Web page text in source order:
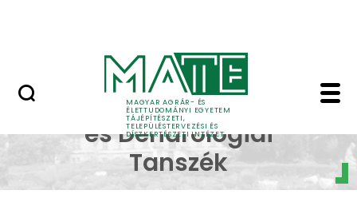
MAGYAR AGRÁR- ÉS
ÉLETTUDOMÁNYI EGYETEM
TÁJÉPÍTÉSZETI,
TELEPÜLÉSTERVEZÉSI ÉS
DÍSZKERTÉSZETI INTÉZET
Februári képek -
Dísznövénytermesztési
és Dendrológiai
Tanszék